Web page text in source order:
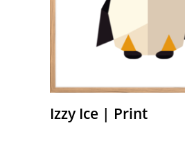
Izzy Ice | Print